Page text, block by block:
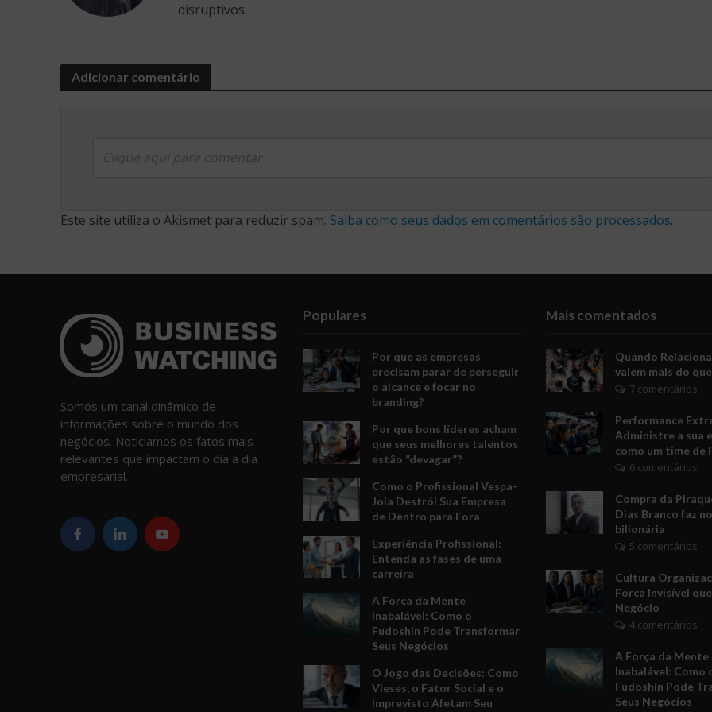
disruptivos.
Adicionar comentário
Clique aqui para comentar
Este site utiliza o Akismet para reduzir spam. Saiba como seus dados em comentários são processados.
Somos um canal dinâmico de
informações sobre o mundo dos
negócios. Noticiamos os fatos mais
relevantes que impactam o dia a dia
empresarial.
Populares
Por que as empresas
precisam parar de perseguir
o alcance e focar no
branding?
Por que bons líderes acham
que seus melhores talentos
estão “devagar”?
Como o Profissional Vespa-
Joia Destrói Sua Empresa
de Dentro para Fora
Experiência Profissional:
Entenda as fases de uma
carreira
A Força da Mente
Inabalável: Como o
Fudoshin Pode Transformar
Seus Negócios
O Jogo das Decisões: Como
Vieses, o Fator Social e o
Imprevisto Afetam Seu
Mais comentados
Quando
valem mais do
7 comentários
Performance
Administre a sua
como um time de
6 comentários
Compra da
Dias Branco faz
bilionária
5 comentários
Cultura
Força Invisível
Negócio
4 comentários
A Força da Mente
Inabalável: Como
Fudoshin Pode
Seus Negócios